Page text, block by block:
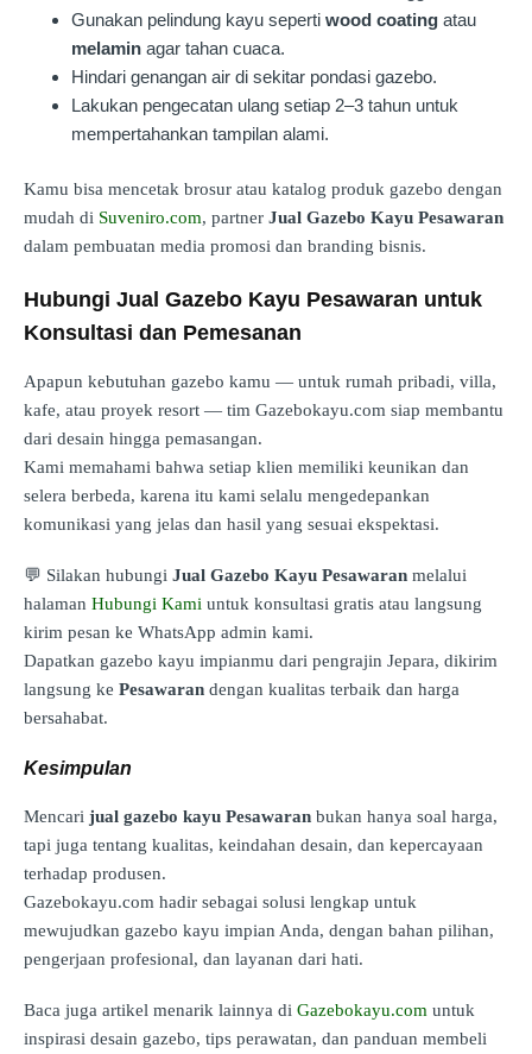
Gunakan pelindung kayu seperti wood coating atau
melamin agar tahan cuaca.
Hindari genangan air di sekitar pondasi gazebo.
Lakukan pengecatan ulang setiap 2–3 tahun untuk
mempertahankan tampilan alami.
Kamu bisa mencetak brosur atau katalog produk gazebo dengan
mudah di Suveniro.com, partner Jual Gazebo Kayu Pesawaran
dalam pembuatan media promosi dan branding bisnis.
Hubungi Jual Gazebo Kayu Pesawaran untuk
Konsultasi dan Pemesanan
Apapun kebutuhan gazebo kamu — untuk rumah pribadi, villa,
kafe, atau proyek resort — tim Gazebokayu.com siap membantu
dari desain hingga pemasangan.
Kami memahami bahwa setiap klien memiliki keunikan dan
selera berbeda, karena itu kami selalu mengedepankan
komunikasi yang jelas dan hasil yang sesuai ekspektasi.
💬 Silakan hubungi Jual Gazebo Kayu Pesawaran melalui
halaman Hubungi Kami untuk konsultasi gratis atau langsung
kirim pesan ke WhatsApp admin kami.
Dapatkan gazebo kayu impianmu dari pengrajin Jepara, dikirim
langsung ke Pesawaran dengan kualitas terbaik dan harga
bersahabat.
Kesimpulan
Mencari jual gazebo kayu Pesawaran bukan hanya soal harga,
tapi juga tentang kualitas, keindahan desain, dan kepercayaan
terhadap produsen.
Gazebokayu.com hadir sebagai solusi lengkap untuk
mewujudkan gazebo kayu impian Anda, dengan bahan pilihan,
pengerjaan profesional, dan layanan dari hati.
Baca juga artikel menarik lainnya di Gazebokayu.com untuk
inspirasi desain gazebo, tips perawatan, dan panduan membeli